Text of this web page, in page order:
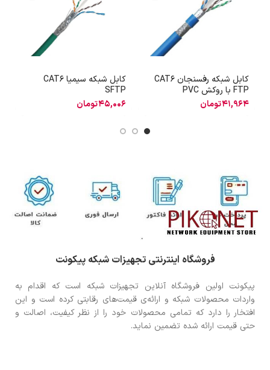
کابل شبکه رفسنجان CAT6
FTP با روکش PVC
41,964تومان
کابل شبکه سیمیا CAT6
SFTP
45,006تومان
فروشگاه اینترنتی تجهیزات شبکه پیکونت
پیکونت اولین فروشگاه آنلاین تجهیزات شبکه است که اقدام به
واردات محصولات شبکه و ارائه‌ی قیمت‌های رقابتی کرده است و این
افتخار را دارد که تمامی محصولات خود را از نظر کیفیت، اصالت و
حتی قیمت ارائه شده تضمین نماید.